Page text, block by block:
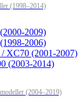
(1998–2014)
2009)
2006)
XC70 (2001-2007)
(2003-2014)
(2004–2019)